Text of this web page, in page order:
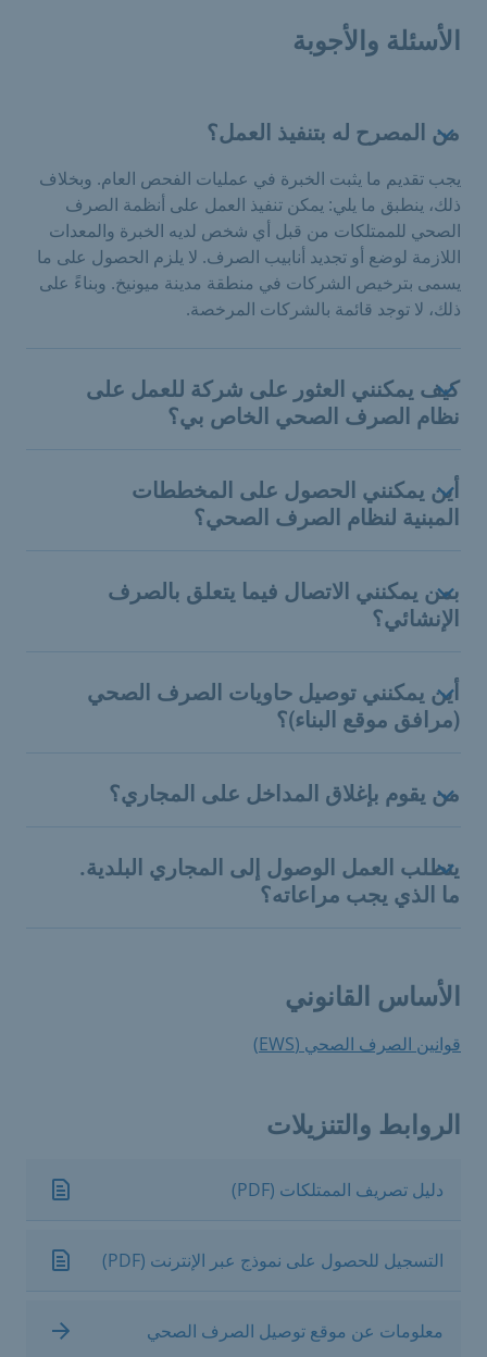
الأسئلة والأجوبة
من المصرح له بتنفيذ العمل؟
يجب تقديم ما يثبت الخبرة في عمليات الفحص العام. وبخلاف
ذلك، ينطبق ما يلي: يمكن تنفيذ العمل على أنظمة الصرف
الصحي للممتلكات من قبل أي شخص لديه الخبرة والمعدات
اللازمة لوضع أو تجديد أنابيب الصرف. لا يلزم الحصول على ما
يسمى بترخيص الشركات في منطقة مدينة ميونيخ. وبناءً على
ذلك، لا توجد قائمة بالشركات المرخصة.
كيف يمكنني العثور على شركة للعمل على
نظام الصرف الصحي الخاص بي؟
أين يمكنني الحصول على المخططات
المبنية لنظام الصرف الصحي؟
بمن يمكنني الاتصال فيما يتعلق بالصرف
الإنشائي؟
أين يمكنني توصيل حاويات الصرف الصحي
(مرافق موقع البناء)؟
من يقوم بإغلاق المداخل على المجاري؟
يتطلب العمل الوصول إلى المجاري البلدية.
ما الذي يجب مراعاته؟
الأساس القانوني
قوانين الصرف الصحي (EWS)
الروابط والتنزيلات
دليل تصريف الممتلكات (PDF)
التسجيل للحصول على نموذج عبر الإنترنت (PDF)
معلومات عن موقع توصيل الصرف الصحي